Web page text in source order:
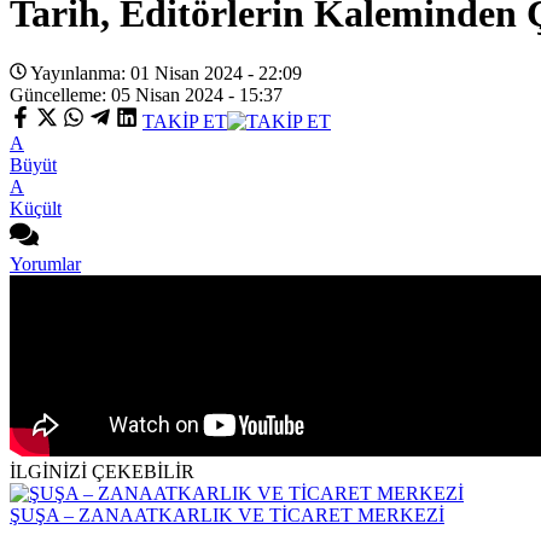
Tarih, Editörlerin Kaleminden
Yayınlanma: 01 Nisan 2024 - 22:09
Güncelleme: 05 Nisan 2024 - 15:37
TAKİP ET
A
Büyüt
A
Küçült
Yorumlar
İLGİNİZİ ÇEKEBİLİR
ŞUŞA – ZANAATKARLIK VE TİCARET MERKEZİ